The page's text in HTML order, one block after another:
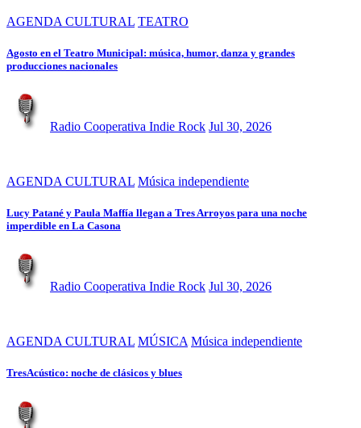
AGENDA CULTURAL TEATRO
Agosto en el Teatro Municipal: música, humor, danza y grandes
producciones nacionales
Radio Cooperativa Indie Rock Jul 30, 2026
AGENDA CULTURAL Música independiente
Lucy Patané y Paula Maffía llegan a Tres Arroyos para una noche
imperdible en La Casona
Radio Cooperativa Indie Rock Jul 30, 2026
AGENDA CULTURAL MÚSICA Música independiente
TresAcústico: noche de clásicos y blues